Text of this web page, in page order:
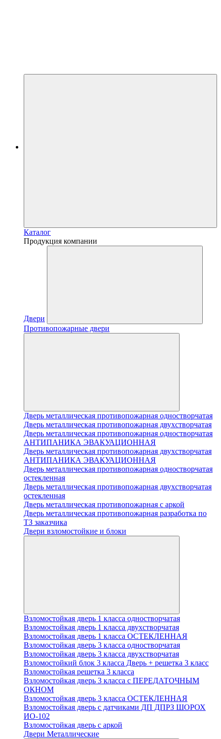
Каталог
Продукция компании
Двери
Противопожарные двери
Дверь металлическая противопожарная одностворчатая
Дверь металлическая противопожарная двухстворчатая
Дверь металлическая противопожарная одностворчатая
АНТИПАНИКА ЭВАКУАЦИОННАЯ
Дверь металлическая противопожарная двухстворчатая
АНТИПАНИКА ЭВАКУАЦИОННАЯ
Дверь металлическая противопожарная одностворчатая
остекленная
Дверь металлическая противопожарная двухстворчатая
остекленная
Дверь металлическая противопожарная с аркой
Дверь металлическая противопожарная разработка по
ТЗ заказчика
Двери взломостойкие и блоки
Взломостойкая дверь 1 класса одностворчатая
Взломостойкая дверь 1 класса двухстворчатая
Взломостойкая дверь 1 класса ОСТЕКЛЕННАЯ
Взломостойкая дверь 3 класса одностворчатая
Взломостойкая дверь 3 класса двухстворчатая
Взломостойкий блок 3 класса Дверь + решетка 3 класс
Взломостойкая решетка 3 класса
Взломостойкая дверь 3 класса с ПЕРЕДАТОЧНЫМ
ОКНОМ
Взломостойкая дверь 3 класса ОСТЕКЛЕННАЯ
Взломостойкая дверь с датчиками ДП ДПРЗ ШОРОХ
ИО-102
Взломостойкая дверь с аркой
Двери Металлические